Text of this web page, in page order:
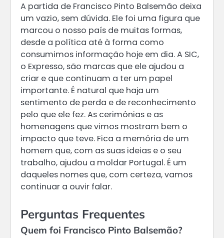
A partida de Francisco Pinto Balsemão deixa
um vazio, sem dúvida. Ele foi uma figura que
marcou o nosso país de muitas formas,
desde a política até à forma como
consumimos informação hoje em dia. A SIC,
o Expresso, são marcas que ele ajudou a
criar e que continuam a ter um papel
importante. É natural que haja um
sentimento de perda e de reconhecimento
pelo que ele fez. As cerimónias e as
homenagens que vimos mostram bem o
impacto que teve. Fica a memória de um
homem que, com as suas ideias e o seu
trabalho, ajudou a moldar Portugal. É um
daqueles nomes que, com certeza, vamos
continuar a ouvir falar.
Perguntas Frequentes
Quem foi Francisco Pinto Balsemão?